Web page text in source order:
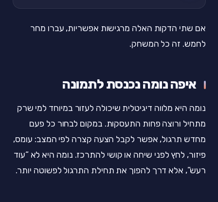
אם שתי הדקות האלה מרגישות אפשריות, עברו מחר
לחמש. זה כל המשחק.
איפה נומה נכנסת לתמונה
נומה היא מלווה דיגיטלית שיכולה לעזור במיוחד למי שרק
מתחיל ורוצה פחות התעסקות. במקום לבחור כל פעם
מחדש תרגול, אפשר לקבל הצעה קצרה לפי המצב: עומס,
פיזור, לחץ לפני שיחה או קושי להתרכז. נומה היא לא “עוד
רעש”, אלא דרך להפוך את תחילת התרגול לפשוטה יותר.